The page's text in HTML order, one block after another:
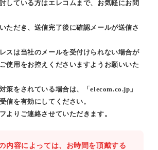
している方はエレコムまで、お気軽にお問
ただき、送信完了後に確認メールが送信さ
スは当社のメールを受付けられない場合が
使用をお控えくださいますようお願いいた
策をされている場合は、「elecom.co.jp」
信を有効にしてください。
よりご連絡させていただきます。
内容によっては、お時間を頂戴する